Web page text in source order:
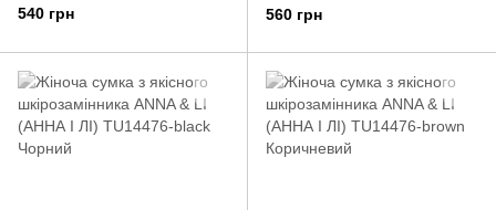
(АННА І ЛІ) TU14109L-brown
Коричневий
540 грн
(АННА І ЛІ) TU14109L-khaki
Бежевий
560 грн